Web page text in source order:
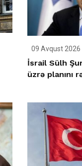
09 Avqust 2026
İsrail Sülh
üzrə planını